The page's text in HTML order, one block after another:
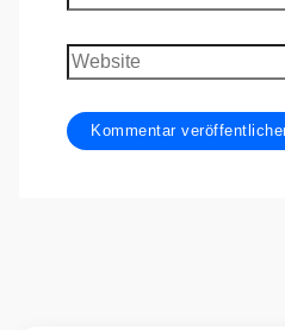
Mail-
Adresse
Website